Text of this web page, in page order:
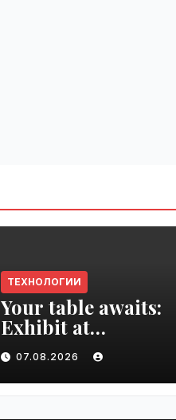
ТЕХНОЛОГИИ
Your table awaits:
Exhibit at
TechCrunch Disrupt
2026 to be seen by
thousands |
07.08.2026